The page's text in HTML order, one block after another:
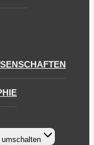
umschalten